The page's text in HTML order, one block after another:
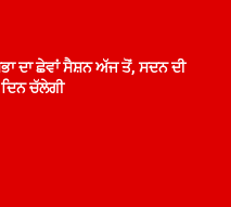
ਦਾ ਛੇਵਾਂ ਸੈਸ਼ਨ ਅੱਜ ਤੋਂ, ਸਦਨ ਦੀ
ਚੱਲੇਗੀ